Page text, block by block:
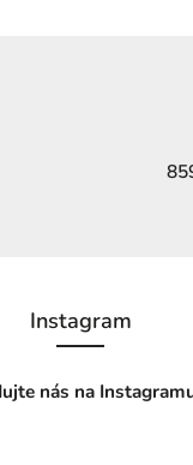
Instagram
nás na